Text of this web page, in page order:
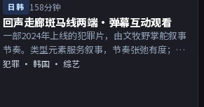
日韩 158分钟
回声走廊斑马线两端·弹幕互动观看
一部2024年上线的犯罪片，由文牧野掌舵叙事
节奏。类型元素服务叙事，节奏张弛有度；对
白密度高，留意潜台词。主演以演技派为主，
犯罪 · 韩国 · 综艺